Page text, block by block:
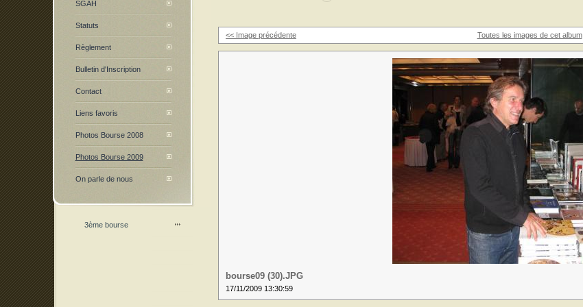
SGAH
Statuts
Règlement
Bulletin d'Inscription
Contact
Liens favoris
Photos Bourse 2008
Photos Bourse 2009
On parle de nous
3ème bourse
<< Image précédente Toutes les images de cet album
bourse09 (30).JPG
17/11/2009 13:30:59